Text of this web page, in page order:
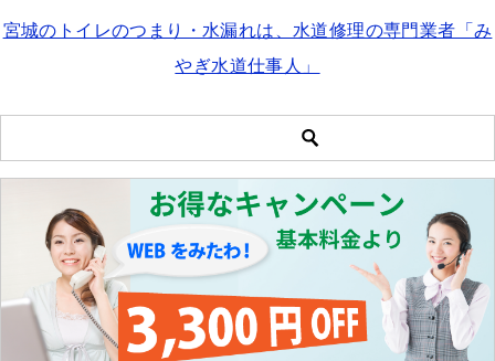
c
b
o
o
k
tt ai
宮城のトイレのつまり・水漏れは、水道修理の専門業者「み
やぎ水道仕事人」